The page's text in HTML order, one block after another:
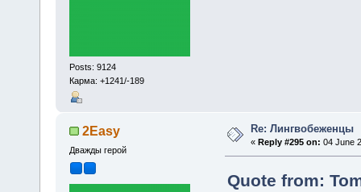
Posts: 9124
Карма: +1241/-189
2Easy
Дважды герой
Re: Лингвобеженцы
« Reply #295 on: 04 June
Quote from: